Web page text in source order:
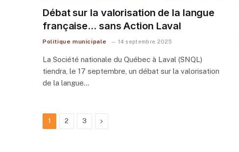
Débat sur la valorisation de la langue
française… sans Action Laval
Politique municipale 14 septembre 2025
La Société nationale du Québec à Laval (SNQL)
tiendra, le 17 septembre, un débat sur la valorisation
de la langue…
1 2 3 Next